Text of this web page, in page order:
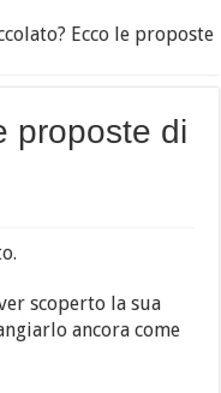
Ecco le proposte
proposte di
scoperto la sua
ancora come